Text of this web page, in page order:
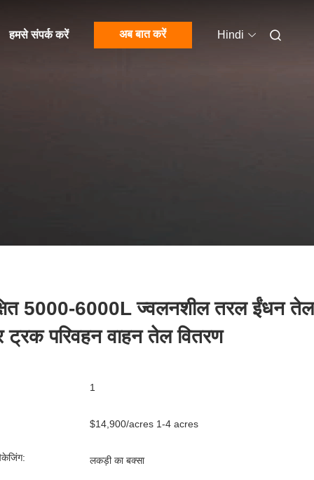
हमसे संपर्क करें अब बात करें Hindi
5000-6000L ज्वलनशील तरल ईंधन तेल
परिवहन वाहन तेल वितरण
1
$14,900/acres 1-4 acres
लकड़ी का बक्सा